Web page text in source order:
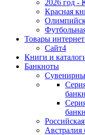
2026 год -
Красная
Товары
Сайт4
Книги и
Банкноты
Австралия